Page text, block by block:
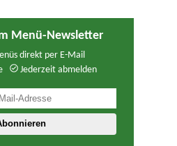
Menü-Newsletter
direkt per E-Mail
Jederzeit abmelden